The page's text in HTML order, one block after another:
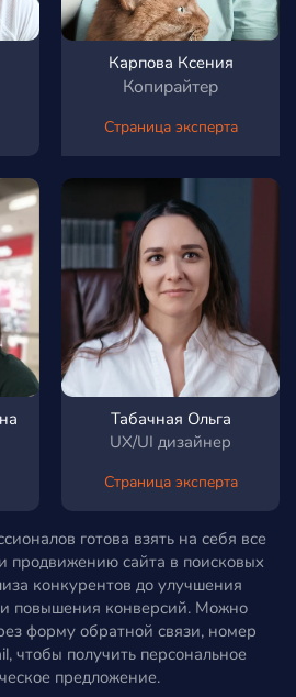
Карпова Ксения
Копирайтер
Страница эксперта
Табачная Ольга
UX/UI дизайнер
Страница эксперта
готова взять на себя все
продвижению сайта в поисковых
конкурентов до улучшения
и повышения конверсий. Можно
форму обратной связи, номер
чтобы получить персональное
предложение.